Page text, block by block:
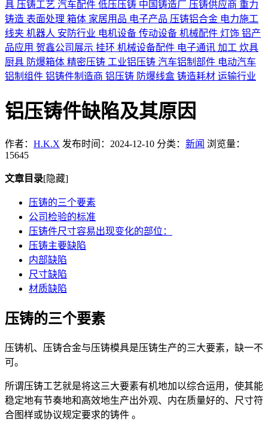
具 压铸工艺 汽车配件 低压压铸 中国铸造厂 压铸供应商 重力
铸造 表面处理 箱体 家居用品 电子产品 压铸铝合金 电力施工
线夹 机器人 安防行业 电机设备 传动设备 机械配件 灯饰 铝产
品应用 贺鑫公司展示 挂环 机械设备配件 电子通讯 加工 炊具
厨具 防爆箱体 精密压铸 工业铝压铸 汽车铝制部件 电动汽车
铝制组件 铝铸件制造商 铝压铸 防爆线盒 铸造耗材 运输行业
铝压铸件缺陷及其原因
作者： H.K.X 发布时间：2024-12-10 分类： 新闻 浏览量：
15645
文章目录[隐藏]
压铸的三个要素
公司检验的标准
压铸件尺寸容易出现变化的部位：
压铸主要缺陷
内部缺陷
尺寸缺陷
材质缺陷
压铸的三个要素
压铸机、压铸合金与压铸模具是压铸生产的三大要素，缺一不
可。
所谓压铸工艺就是将这三大要素有机地加以综合运用，使其能
稳定地有节奏地和高效地生产出外观、内在质量好的、尺寸符
合图样或协议规定要求的铸件 。